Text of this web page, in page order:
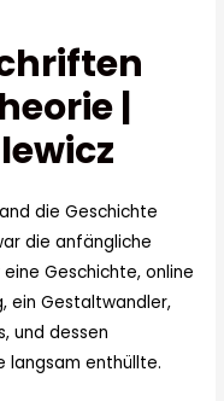
|
die Geschichte
die anfängliche
Geschichte, online
ein Gestaltwandler,
und dessen
langsam enthüllte.